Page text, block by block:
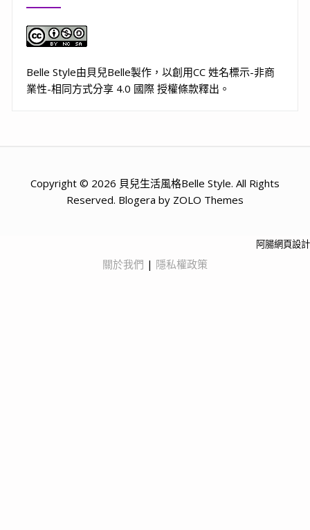
Belle Style由貝兒Belle製作，以創用CC 姓名標示-非商
業性-相同方式分享 4.0 國際 授權條款釋出。
Copyright © 2026 貝兒生活風格Belle Style. All Rights
Reserved. Blogera by ZOLO Themes
阿腸網頁設計
關於我們 | 隱私權政策